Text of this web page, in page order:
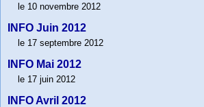
le 10 novembre 2012
INFO Juin 2012
le 17 septembre 2012
INFO Mai 2012
le 17 juin 2012
INFO Avril 2012